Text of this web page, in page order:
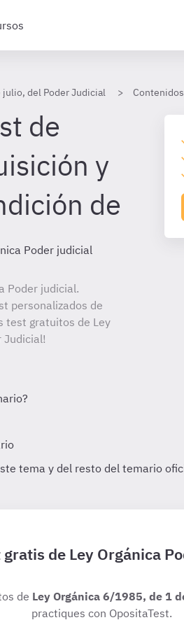
julio, del Poder Judicial Contenidos
de
y
de
Poder judicial
Poder judicial.
personalizados de
test gratuitos de Ley
Judicial!
gratis de Ley Orgánica
de Ley Orgánica 6/1985, de 1
practiques con OpositaTest.